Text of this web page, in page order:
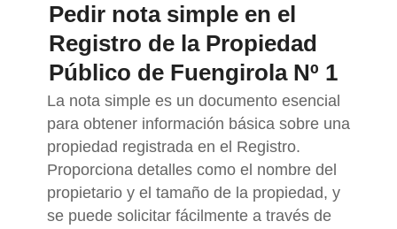
Pedir nota simple en el
Registro de la Propiedad
Público de Fuengirola Nº 1
La nota simple es un documento esencial
para obtener información básica sobre una
propiedad registrada en el Registro.
Proporciona detalles como el nombre del
propietario y el tamaño de la propiedad, y
se puede solicitar fácilmente a través de